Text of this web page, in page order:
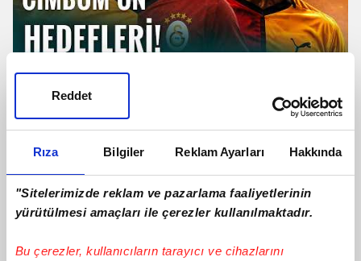
Rıza Bilgiler Reklam Ayarları Hakkında
"Sitelerimizde reklam ve pazarlama faaliyetlerinin
yürütülmesi amaçları ile çerezler kullanılmaktadır.
Bu çerezler, kullanıcıların tarayıcı ve cihazlarını
Reddet
TRANSFER | Galatasaray'dan
Camavinga Ve Sergey Batrakov